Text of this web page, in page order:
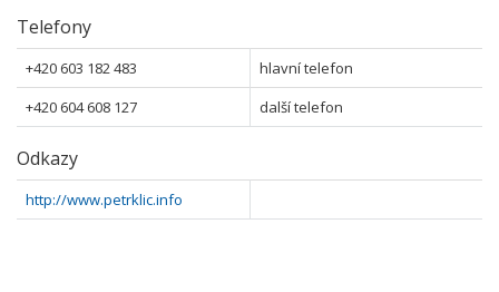
Telefony
+420 603 182 483
hlavní telefon
+420 604 608 127
další telefon
Odkazy
http://www.petrklic.info